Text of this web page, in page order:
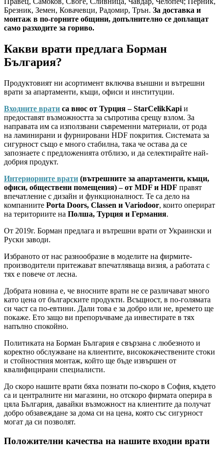
Брезник, Земен, Ковачевци, Радомир, Трън. За доставка и
монтаж в по-горните общини, допълнително се доплащат
само разходите за гориво.
Какви врати предлага Борман
България?
Продуктовият ни асортимент включва външни и вътрешни
врати за апартаменти, къщи, офиси и институции.
Входните врати са внос от Турция – StarCelikKapi и
предоставят възможността за съпротива срещу взлом. За
направата им са използвани съвременни материали, от рода
на ламинирани и фурнировани HDF покрития. Системата за
сигурност също е много стабилна, така че остава да се
запознаете с предложенията отблизо, и да селектирайте най-
добрия продукт.
Интериорните врати (вътрешните за апартаменти, къщи,
офиси, обществени помещения) – от MDF и HDF правят
впечатление с дизайн и функционалност. Те са дело на
компаниите Porta Doors, Classen и Variodoor, които оперират
на териториите на Полша, Турция и Германия.
От 2019г. Борман предлага и вътрешни врати от Украински и
Руски заводи.
Избраното от нас разнообразие в моделите на фирмите-
производители притежават впечатляваща визия, а работата с
тях е повече от лесна.
Добрата новина е, че вносните врати не се различават много
като цена от българските продукти. Всъщност, в по-голямата
си част са по-евтини. Дали това е за добро или не, времето ще
покаже. Ето защо ви препоръчваме да инвестирате в тях
напълно спокойно.
Политиката на Борман България е свързана с любезното и
коректно обслужване на клиентите, висококачествените стоки
и стойностния монтаж, който ще бъде извършен от
квалифицирани специалисти.
До скоро нашите врати бяха познати по-скоро в София, където
са и централните ни магазини, но отскоро фирмата оперира в
цяла България, давайки възможност на клиентите да получат
добро обзавеждане за дома си на цена, която със сигурност
могат да си позволят.
Положителни качества на нашите входни врати